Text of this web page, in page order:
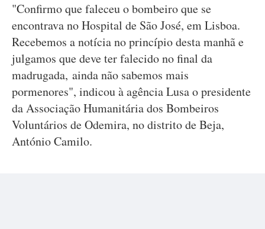
"Confirmo que faleceu o bombeiro que se
encontrava no Hospital de São José, em Lisboa.
Recebemos a notícia no princípio desta manhã e
julgamos que deve ter falecido no final da
madrugada, ainda não sabemos mais
pormenores", indicou à agência Lusa o presidente
da Associação Humanitária dos Bombeiros
Voluntários de Odemira, no distrito de Beja,
António Camilo.